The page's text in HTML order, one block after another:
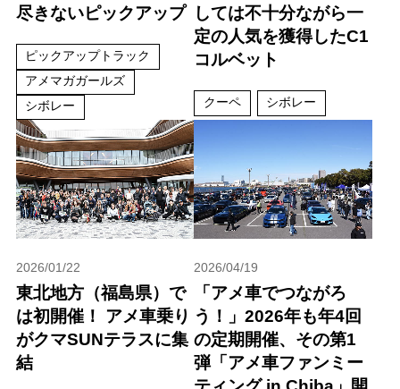
尽きないピックアップ
ピックアップトラック
アメマガガールズ
シボレー
しては不十分ながら一
定の人気を獲得したC1
コルベット
クーペ シボレー
2026/01/22
東北地方（福島県）で
は初開催！ アメ車乗り
がクマSUNテラスに集
結
2026/04/19
「アメ車でつながろ
う！」2026年も年4回
の定期開催、その第1
弾「アメ車ファンミー